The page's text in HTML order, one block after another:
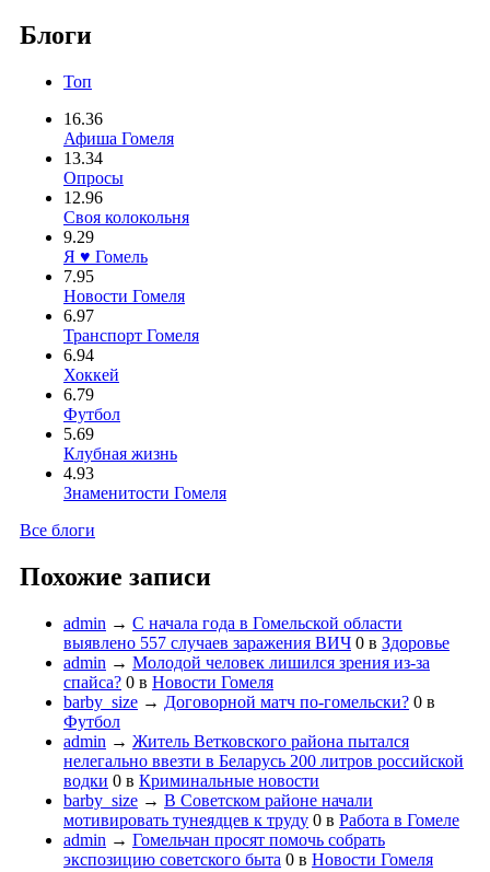
Блоги
Топ
16.36
Афиша Гомеля
13.34
Опросы
12.96
Своя колокольня
9.29
Я ♥ Гомель
7.95
Новости Гомеля
6.97
Транспорт Гомеля
6.94
Хоккей
6.79
Футбол
5.69
Клубная жизнь
4.93
Знаменитости Гомеля
Все блоги
Похожие записи
admin → С начала года в Гомельской области
выявлено 557 случаев заражения ВИЧ 0 в Здоровье
admin → Молодой человек лишился зрения из-за
спайса? 0 в Новости Гомеля
barby_size → Договорной матч по-гомельски? 0 в
Футбол
admin → Житель Ветковского района пытался
нелегально ввезти в Беларусь 200 литров российской
водки 0 в Криминальные новости
barby_size → В Советском районе начали
мотивировать тунеядцев к труду 0 в Работа в Гомеле
admin → Гомельчан просят помочь собрать
экспозицию советского быта 0 в Новости Гомеля